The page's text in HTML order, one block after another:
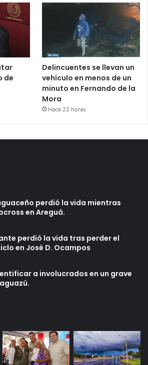
de
Delincuentes se llevan un
vehículo en menos de un
minuto en Fernando de la
Mora
Hace 22 horas
perdió la vida mientras
en Areguá.
perdió la vida tras perder el
en José D. Ocampos
a involucrados en un grave